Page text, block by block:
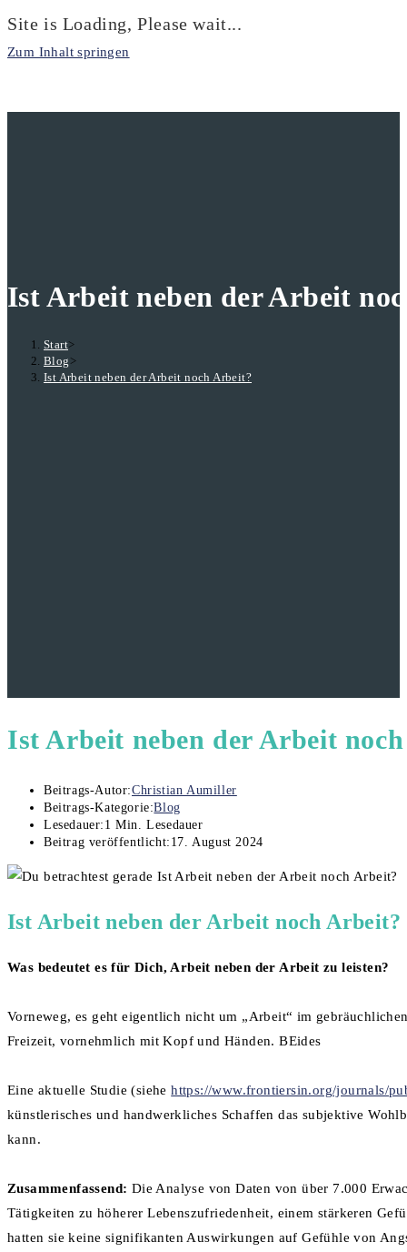
Site is Loading, Please wait...
Zum Inhalt springen
Ist Arbeit neben der Arbeit
Start>
Blog >
Ist Arbeit neben der Arbeit noch Arbeit?
Ist Arbeit neben der Arbeit
Beitrags-Autor:Christian Aumiller
Beitrags-Kategorie:Blog
Lesedauer: 1 Min. Lesedauer
Beitrag veröffentlicht: 17. August 2024
Ist Arbeit neben der Arbeit noch Arbeit?
Was bedeutet es für Dich, Arbeit neben der Arbeit zu leisten?
Vorneweg, es geht eigentlich nicht um „Arbeit“ im
Freizeit, vornehmlich mit Kopf und Händen. BEides
Eine aktuelle Studie (siehehttps://www.frontiersin.org/journals/
künstlerisches und handwerkliches Schaffen das subjektive
kann.
Zusammenfassend: Die Analyse von Daten von über 7.000
Tätigkeiten zu höherer Lebenszufriedenheit, einem stärkeren
hatten sie keine signifikanten Auswirkungen auf Gefühle von